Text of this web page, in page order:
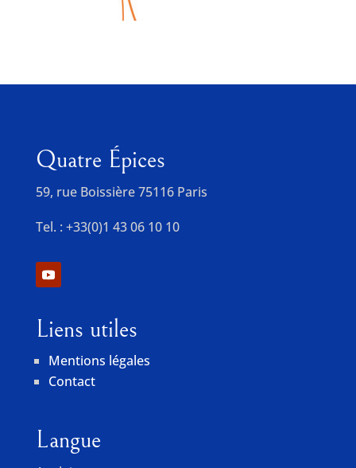
Quatre Épices
59, rue Boissière 75116 Paris
Tel. : +33(0)1 43 06 10 10
Liens utiles
Mentions légales
Contact
Langue